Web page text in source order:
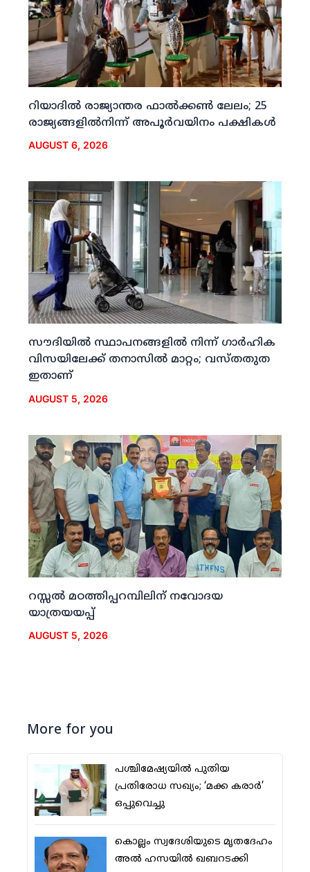
റിയാദില്‍ രാജ്യാന്തര ഫാല്‍ക്കണ്‍ ലേലം; 25
രാജ്യങ്ങളില്‍നിന്ന് അപൂര്‍വയിനം പക്ഷികള്‍
AUGUST 6, 2026
സൗദിയില്‍ സ്ഥാപനങ്ങളില്‍ നിന്ന് ഗാര്‍ഹിക
വിസയിലേക്ക് തനാസില്‍ മാറ്റം; വസ്തതുത
ഇതാണ്
AUGUST 5, 2026
റസ്സല്‍ മഠത്തിപ്പറമ്പിലിന് നവോദയ
യാത്രയയപ്പ്
AUGUST 5, 2026
More for you
പശ്ചിമേഷ്യയില്‍ പുതിയ
പ്രതിരോധ സഖ്യം; ‘മക്ക കരാര്‍’
ഒപ്പുവെച്ചു
കൊല്ലം സ്വദേശിയുടെ മൃതദേഹം
അല്‍ ഹസയില്‍ ഖബറടക്കി